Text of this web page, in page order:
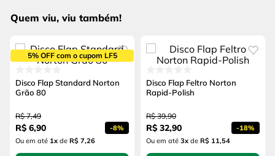
Quem viu, viu também!
5% OFF com o cupom LF5
Disco Flap Standard Norton
Grão 80
R$ 7,49
R$ 6,90 -8%
Ou em até 1x de R$ 7,26
Disco Flap Feltro Norton
Rapid-Polish
R$ 39,90
R$ 32,90 -18%
Ou em até 3x de R$ 11,54